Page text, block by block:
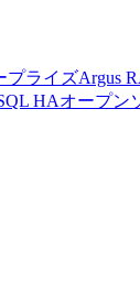
プライズArgus
HAオープン